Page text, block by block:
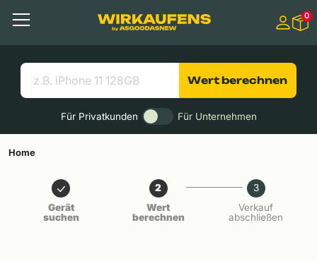
Menü
Suchen
Nützliche Links
0
Wert berechnen
Für Privatkunden Für Unternehmen
Home
Gerät
suchen
2
Wert
berechnen
3
Verkauf
abschließen